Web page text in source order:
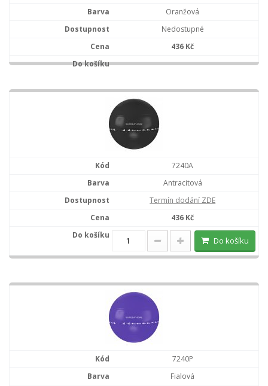
Oranžová
Nedostupné
436 Kč
7240A
Antracitová
Termín dodání ZDE
436 Kč
Do košíku
7240P
Fialová